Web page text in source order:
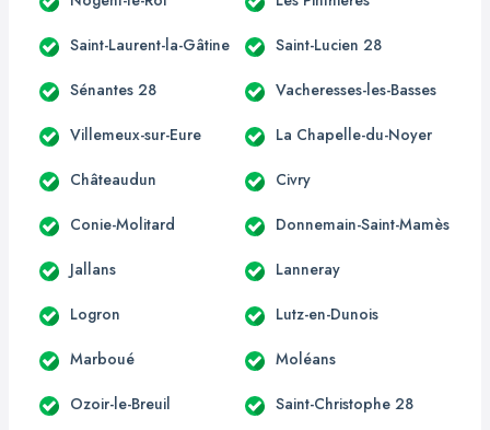
Saint-Laurent-la-Gâtine Saint-Lucien 28
Sénantes 28 Vacheresses-les-Basses
Villemeux-sur-Eure La Chapelle-du-Noyer
Châteaudun Civry
Conie-Molitard Donnemain-Saint-Mamès
Jallans Lanneray
Logron Lutz-en-Dunois
Marboué Moléans
Ozoir-le-Breuil Saint-Christophe 28